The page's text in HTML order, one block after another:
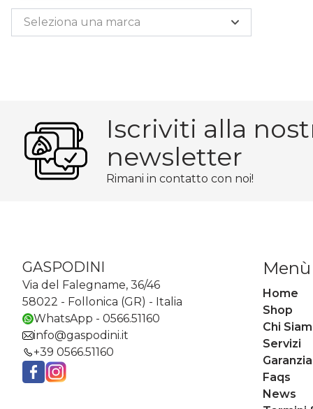
Taglieri Senza Impugnatura
Taglieri Per Pinsa
Seleziona una marca
Iscriviti alla
newsletter
Rimani in contatto con noi!
GASPODINI
Via del Falegname, 36/46
58022 - Follonica (GR) - Italia
WhatsApp - 0566.51160
info@gaspodini.it
+39 0566.51160
Menù
Home
Shop
Chi
Servizi
Faqs
News